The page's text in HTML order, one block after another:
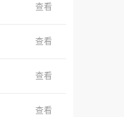
查看
查看
查看
查看